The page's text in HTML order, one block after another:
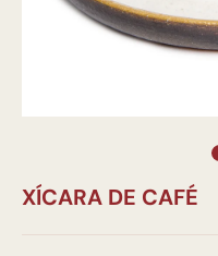
XÍCARA DE CAFÉ